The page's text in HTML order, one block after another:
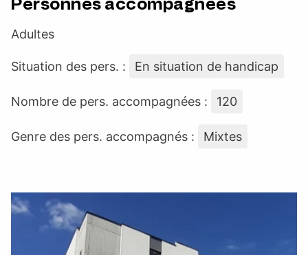
Adultes
Situation des pers. : En situation de handicap
Nombre de pers. accompagnées : 120
Genre des pers. accompagnés : Mixtes